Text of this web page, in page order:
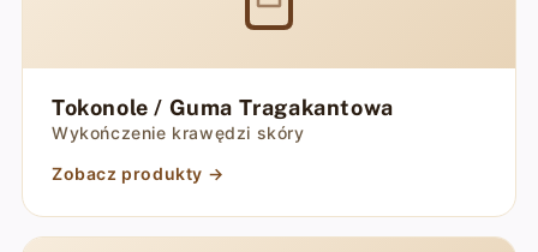
Tokonole / Guma Tragakantowa
Wykończenie krawędzi skóry
Zobacz produkty →